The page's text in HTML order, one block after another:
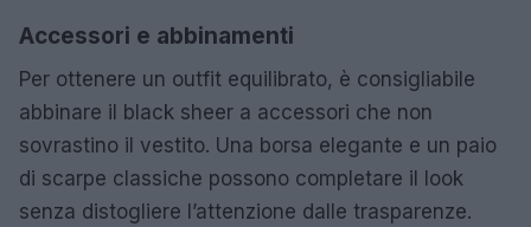
Accessori e abbinamenti
Per ottenere un outfit equilibrato, è consigliabile
abbinare il black sheer a accessori che non
sovrastino il vestito. Una borsa elegante e un paio
di scarpe classiche possono completare il look
senza distogliere l’attenzione dalle trasparenze.